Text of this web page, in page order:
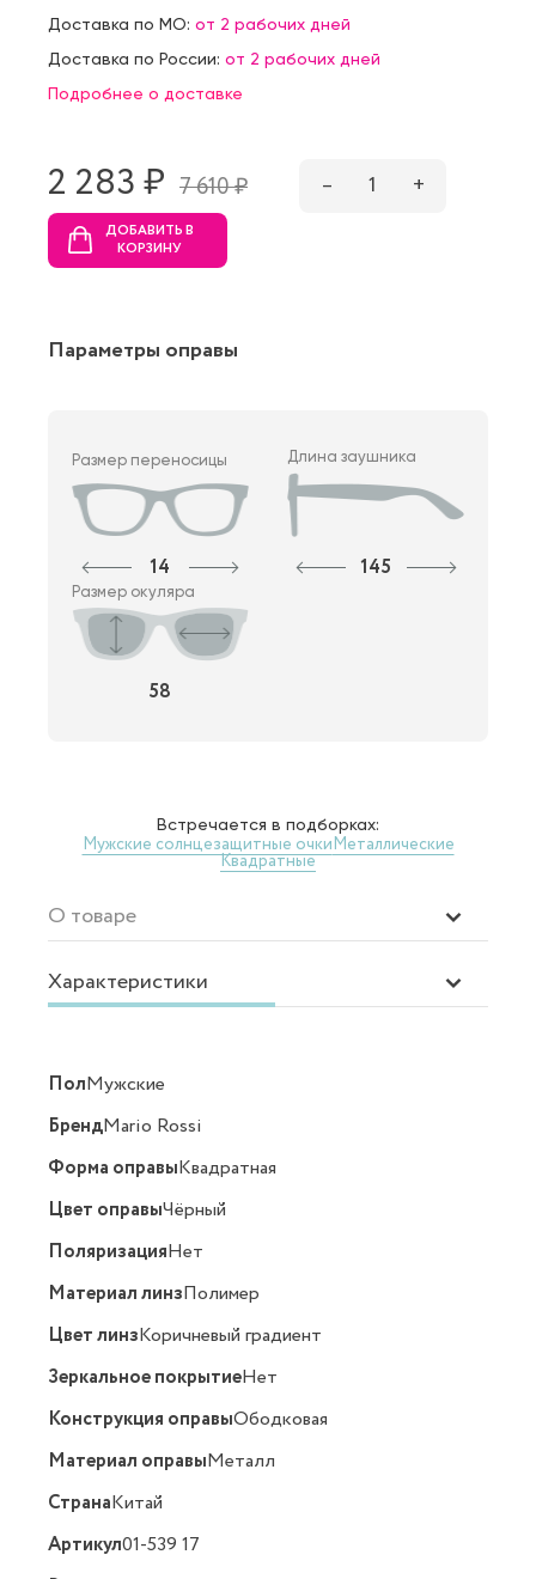
Доставка по МО: от 2 рабочих дней
Доставка по России: от 2 рабочих дней
Подробнее о доставке
2 283 ₷ 7 610 ₷ – 1 +
ДОБАВИТЬ В
КОРЗИНУ
Параметры оправы
Размер переносицы
14
Длина заушника
145
Размер окуляра
58
Встречается в подборках:
Мужские солнцезащитные очкиМеталлические
Квадратные
О товаре
Характеристики
ПолМужские
БрендMario Rossi
Форма оправыКвадратная
Цвет оправыЧёрный
ПоляризацияНет
Материал линзПолимер
Цвет линзКоричневый градиент
Зеркальное покрытиеНет
Конструкция оправыОбодковая
Материал оправыМеталл
СтранаКитай
Артикул01-539 17